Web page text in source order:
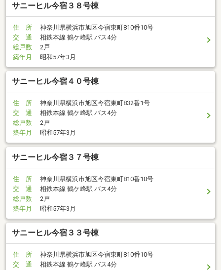
サニーヒル今宿３８号棟
住 所
神奈川県横浜市旭区今宿東町810番10号
交 通
相鉄本線 鶴ケ峰駅 バス4分
総戸数
2戸
築年月
昭和57年3月
サニーヒル今宿４０号棟
住 所
神奈川県横浜市旭区今宿東町832番1号
交 通
相鉄本線 鶴ケ峰駅 バス4分
総戸数
2戸
築年月
昭和57年3月
サニーヒル今宿３７号棟
住 所
神奈川県横浜市旭区今宿東町810番10号
交 通
相鉄本線 鶴ケ峰駅 バス4分
総戸数
2戸
築年月
昭和57年3月
サニーヒル今宿３３号棟
住 所
神奈川県横浜市旭区今宿東町810番10号
交 通
相鉄本線 鶴ケ峰駅 バス4分